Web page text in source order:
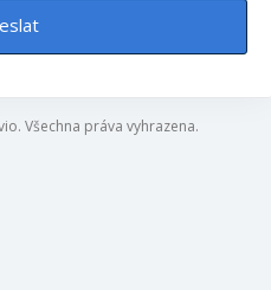
Všechna práva vyhrazena.